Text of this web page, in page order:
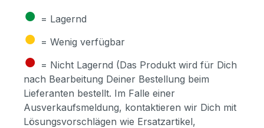
● = Lagernd
● = Wenig verfügbar
● = Nicht Lagernd (Das Produkt wird für Dich
nach Bearbeitung Deiner Bestellung beim
Lieferanten bestellt. Im Falle einer
Ausverkaufsmeldung, kontaktieren wir Dich mit
Lösungsvorschlägen wie Ersatzartikel,